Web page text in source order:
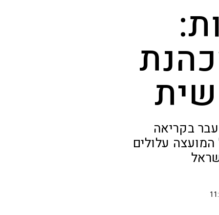
בקריאה
עלולים